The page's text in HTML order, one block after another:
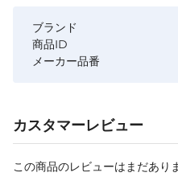
ブランド
商品ID
メーカー品番
カスタマーレビュー
この商品のレビューはまだあり